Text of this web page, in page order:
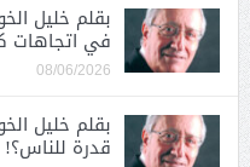
بقلم خليل
في اتجاهات
08/06/2026
بقلم خليل
قدرة للناس؟!